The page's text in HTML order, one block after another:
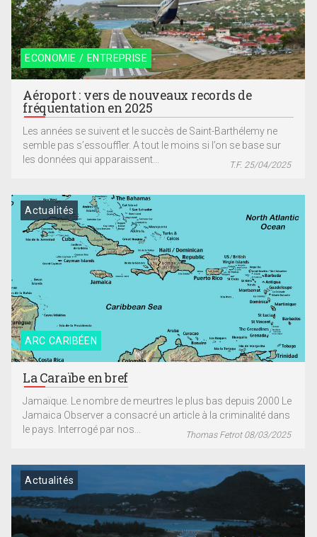
ECONOMIE / ENTREPRISE
Aéroport : vers de nouveaux records de
fréquentation en 2025
Les années se suivent et le succès de Saint-Barthélemy ne
semble pas s’essouffler. A tout le moins si l’on se base sur
les données qui apparaissent...
T.F. 25/04/2025
ARC CARIBÉEN
Actualités
La Caraïbe en bref
Jamaïque. Le nombre de meurtres le plus bas depuis 2000 Le
Jamaica Observer a consacré un article à la criminalité dans
le pays. Interrogé par nos...
Thomas Fetrot 08/03/2025
Actualités